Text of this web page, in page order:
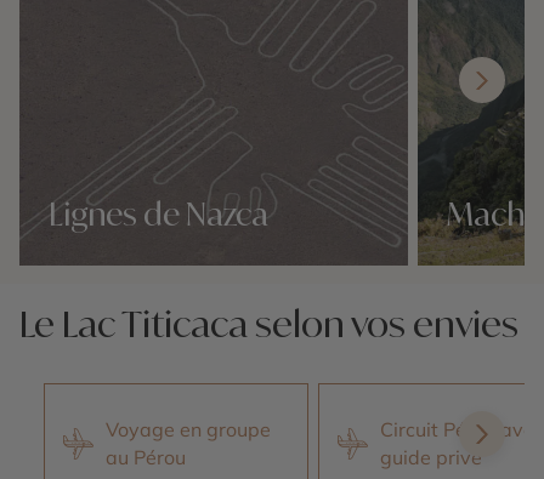
Lignes de Nazca
Le Lac Titicaca selon vos envies
Voyage en groupe
au Pérou
Circuit Pérou avec
guide privé